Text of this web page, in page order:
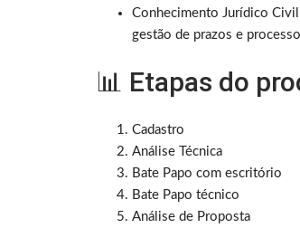
Conhecimento Jurídico Civil
gestão de prazos e
📊 Etapas do
Cadastro
Análise Técnica
Bate Papo com escritório
Bate Papo técnico
Análise de Proposta